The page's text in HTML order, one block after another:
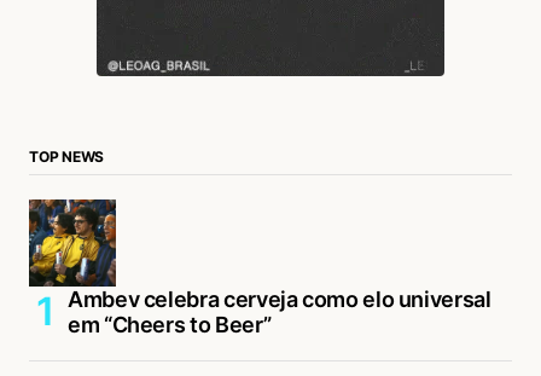
TOP NEWS
Ambev celebra cerveja como elo universal
em “Cheers to Beer”